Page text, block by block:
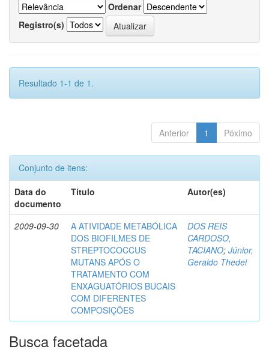
Ordenar
Registro(s)
Resultado 1-1 de 1.
Anterior 1 Póximo
Conjunto de itens:
Data do
documento
Título Autor(es)
2009-09-30
A ATIVIDADE METABÓLICA
DOS BIOFILMES DE
STREPTOCOCCUS
MUTANS APÓS O
TRATAMENTO COM
ENXAGUATÓRIOS BUCAIS
COM DIFERENTES
COMPOSIÇÕES
DOS REIS
CARDOSO,
TACIANO; Júnior,
Geraldo Thedei
Busca facetada